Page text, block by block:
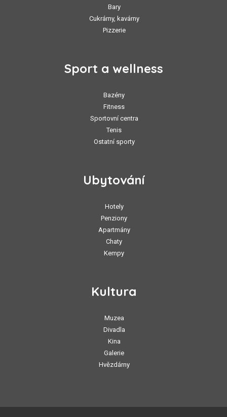
Bary
Cukrárny, kavárny
Pizzerie
Sport a wellness
Bazény
Fitness
Sportovní centra
Tenis
Ostatní sporty
Ubytování
Hotely
Penziony
Apartmány
Chaty
Kempy
Kultura
Muzea
Divadla
Kina
Galerie
Hvězdárny